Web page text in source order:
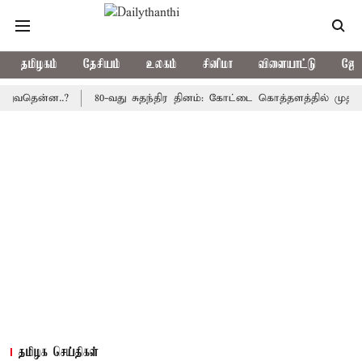
தமிழகம் தேசியம் உலகம் சினிமா விளையாட்டு
80-வது சுதந்திர தினம்: கோட்டை கொத்தளத்தில் முதல்
தமிழக செய்திகள்